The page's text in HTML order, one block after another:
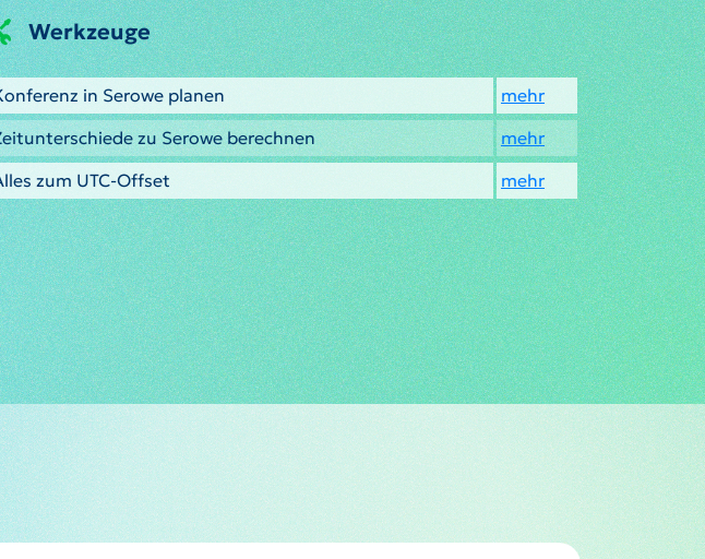
Werkzeuge
in Serowe planen
mehr
zu Serowe berechnen
mehr
zum UTC-Offset
mehr